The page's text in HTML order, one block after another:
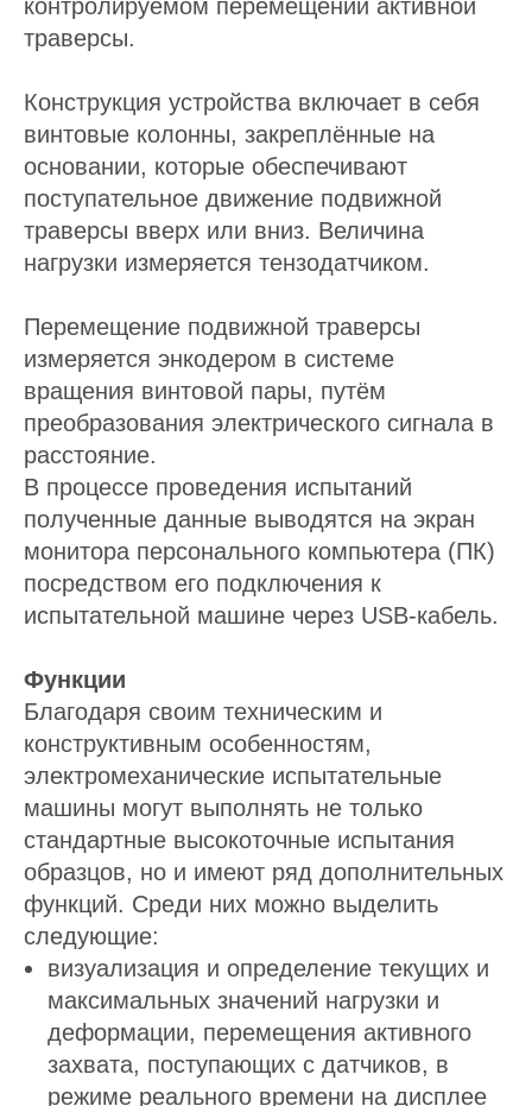
контролируемом перемещении активной
траверсы.
Конструкция устройства включает в себя
винтовые колонны, закреплённые на
основании, которые обеспечивают
поступательное движение подвижной
траверсы вверх или вниз. Величина
нагрузки измеряется тензодатчиком.
Перемещение подвижной траверсы
измеряется энкодером в системе
вращения винтовой пары, путём
преобразования электрического сигнала в
расстояние.
В процессе проведения испытаний
полученные данные выводятся на экран
монитора персонального компьютера (ПК)
посредством его подключения к
испытательной машине через USB-кабель.
Функции
Благодаря своим техническим и
конструктивным особенностям,
электромеханические испытательные
машины могут выполнять не только
стандартные высокоточные испытания
образцов, но и имеют ряд дополнительных
функций. Среди них можно выделить
следующие:
визуализация и определение текущих и
максимальных значений нагрузки и
деформации, перемещения активного
захвата, поступающих с датчиков, в
режиме реального времени на дисплее